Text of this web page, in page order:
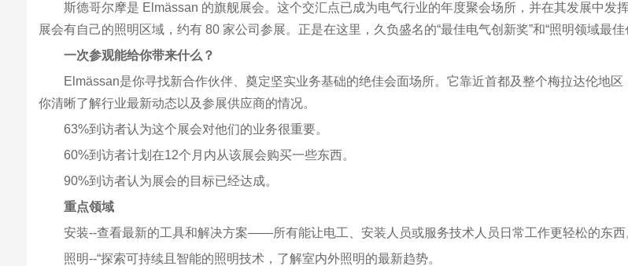
斯德哥尔摩是 Elmässan 的旗舰展会。这个交汇点已成为电气行业的年度聚会场所，并在其发展中
展会有自己的照明区域，约有 80 家公司参展。正是在这里，久负盛名的“最佳电气创新奖”和“照明领域最佳
一次参观能给你带来什么？
Elmässan是你寻找新合作伙伴、奠定坚实业务基础的绝佳会面场所。它靠近首都及整个梅拉达伦地
你清晰了解行业最新动态以及参展供应商的情况。
63%到访者认为这个展会对他们的业务很重要。
60%到访者计划在12个月内从该展会购买一些东西。
90%到访者认为展会的目标已经达成。
重点领域
安装--查看最新的工具和解决方案——所有能让电工、安装人员或服务技术人员日常工作更轻松的东西
照明--“探索可持续且智能的照明技术，了解室内外照明的最新趋势。